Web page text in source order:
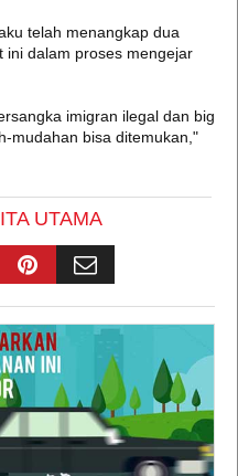
telah menangkap dua
ini dalam proses mengejar
imigran ilegal dan big
mudahan bisa ditemukan,"
UTAMA